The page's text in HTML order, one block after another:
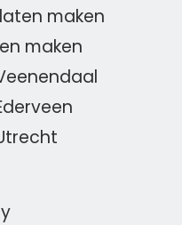
maken
maken